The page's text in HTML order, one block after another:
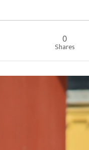
0
Shares